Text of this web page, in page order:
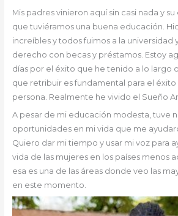
Mis padres vinieron aquí sin casi nada y
que tuviéramos una buena educación.
increíbles y todos fuimos a la universidad
derecho con becas y préstamos. Estoy
días por el éxito que he tenido a lo largo
que retribuir es fundamental para el
persona. Realmente he vivido el Sueño
A pesar de mi educación modesta, tuve
oportunidades en mi vida que me
Quiero dar mi tiempo y usar mi voz para
vida de las mujeres en los países menos
esa es una de las áreas donde veo las
en este momento.